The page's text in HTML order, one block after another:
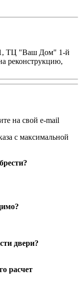
1, ТЦ "Ваш Дом" 1-й
реконструкцию,
на свой e-mail
с максимальной
двери?
расчет